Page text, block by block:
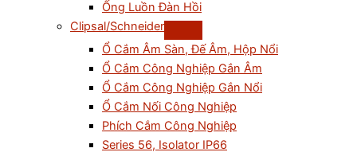
Ống Luồn Đàn Hồi
Clipsal/Schneider
Ổ Cắm Âm Sàn, Đế Âm, Hộp Nổi
Ổ Cắm Công Nghiệp Gắn Âm
Ổ Cắm Công Nghiệp Gắn Nổi
Ổ Cắm Nối Công Nghiệp
Phích Cắm Công Nghiệp
Series 56, Isolator IP66